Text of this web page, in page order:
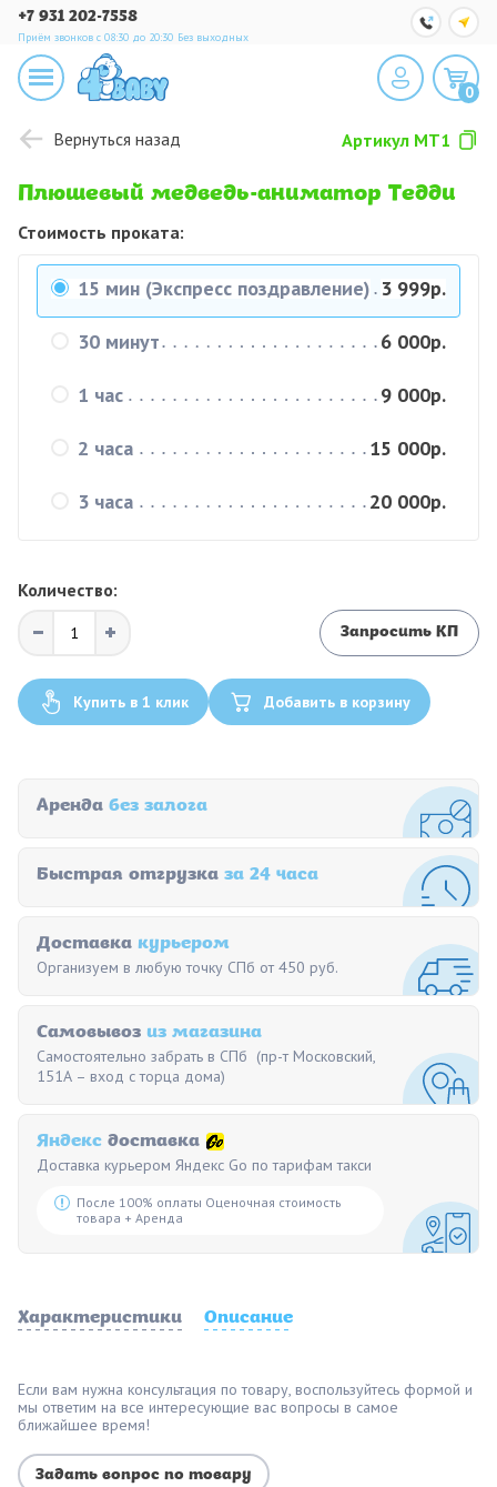
+7 931 202-7558
Приём звонков с 08:30 до 20:30 Без выходных
0
Вернуться назад Артикул MT1
Плюшевый медведь-аниматор Тедди
Стоимость проката:
15 мин (Экспресс поздравление) 3 999р.
30 минут 6 000р.
1 час 9 000р.
2 часа 15 000р.
3 часа 20 000р.
Количество:
Запросить КП
Купить в 1 клик Добавить в корзину
Аренда без залога
Быстрая отгрузка за 24 часа
Доставка курьером
Организуем в любую точку СПб от 450 руб.
Самовывоз из магазина
Самостоятельно забрать в СПб (пр-т Московский,
151А – вход с торца дома)
Яндекс доставка
Доставка курьером Яндекс Go по тарифам такси
После 100% оплаты Оценочная стоимость
товара + Аренда
Характеристики Описание
Если вам нужна консультация по товару, воспользуйтесь формой и
мы ответим на все интересующие вас вопросы в самое
ближайшее время!
Задать вопрос по товару